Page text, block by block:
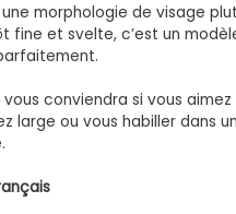
une morphologie de visage
fine et svelte, c’est un
vous conviendra si vous
large ou vous habiller dans